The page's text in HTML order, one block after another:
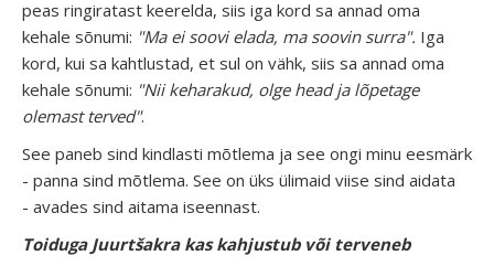
peas ringiratast keerelda, siis iga kord sa annad oma
kehale sõnumi: "Ma ei soovi elada, ma soovin surra". Iga
kord, kui sa kahtlustad, et sul on vähk, siis sa annad oma
kehale sõnumi: "Nii keharakud, olge head ja lõpetage
olemast terved".
See paneb sind kindlasti mõtlema ja see ongi minu eesmärk
- panna sind mõtlema. See on üks ülimaid viise sind aidata
- avades sind aitama iseennast.
Toiduga Juurtšakra kas kahjustub või terveneb